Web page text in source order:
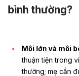
bình thường?
Môi lớn và môi
thuận tiện trong
thường; mẹ cần